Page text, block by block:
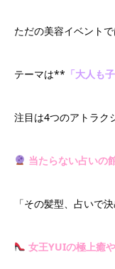
ただの美容イベントで
テーマは** 「大人も
注目は4つのアトラク
当たらない占いの
「その髪型、占いで
女王YUIの極上癒